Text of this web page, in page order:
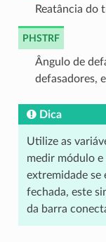
Reatância do
PHSTRF
Ângulo de
defasadores,
Dica
Utilize as
medir módulo e
extremidade se
fechada, este
da barra